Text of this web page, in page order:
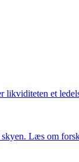
et
Læs om